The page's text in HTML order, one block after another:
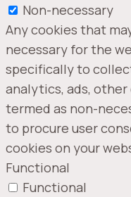
Non-necessary
Any cookies that
necessary for the
specifically to
analytics, ads,
termed as non-
to procure user
cookies on your
Functional
Functional